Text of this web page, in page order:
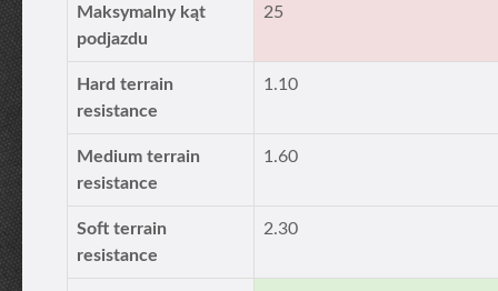
Maksymalny kąt
podjazdu
25
Hard terrain
resistance
1.10
Medium terrain
resistance
1.60
Soft terrain
resistance
2.30